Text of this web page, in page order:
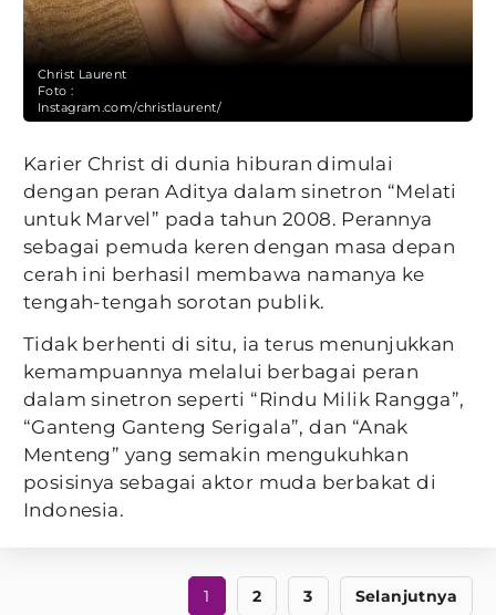
Christ Laurent
Foto :
Instagram.com/christlaurent/
Karier Christ di dunia hiburan dimulai
dengan peran Aditya dalam sinetron “Melati
untuk Marvel” pada tahun 2008. Perannya
sebagai pemuda keren dengan masa depan
cerah ini berhasil membawa namanya ke
tengah-tengah sorotan publik.
Tidak berhenti di situ, ia terus menunjukkan
kemampuannya melalui berbagai peran
dalam sinetron seperti “Rindu Milik Rangga”,
“Ganteng Ganteng Serigala”, dan “Anak
Menteng” yang semakin mengukuhkan
posisinya sebagai aktor muda berbakat di
Indonesia.
1 2 3 Selanjutnya